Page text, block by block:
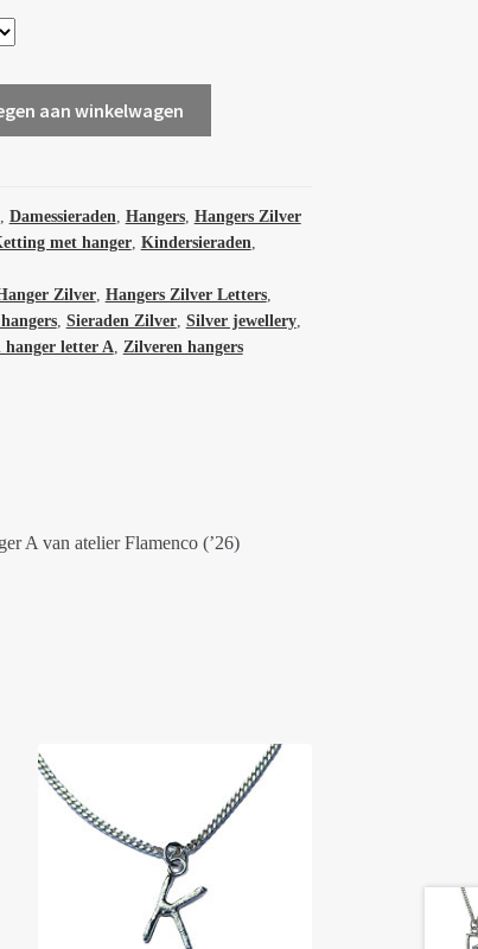
aan winkelwagen
, Damessieraden, Hangers, Hangers Zilver
met hanger, Kindersieraden,
Zilver, Hangers Zilver Letters,
, Sieraden Zilver, Silver jewellery,
hanger letter A, Zilveren hangers
A van atelier Flamenco (’26)